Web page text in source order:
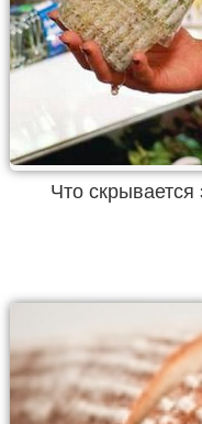
Что скрывается